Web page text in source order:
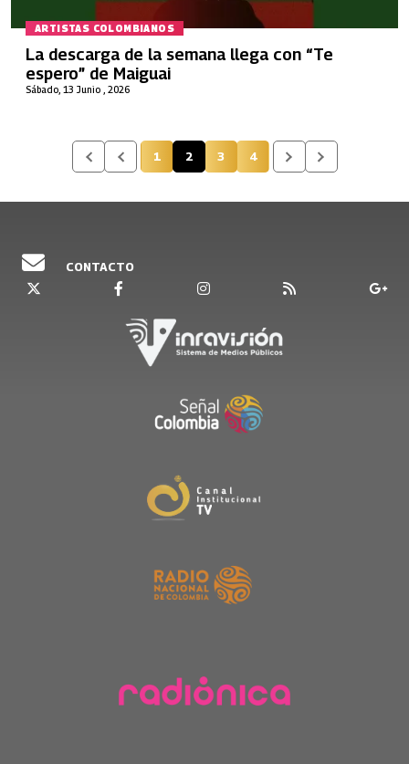
ARTISTAS COLOMBIANOS
Sábado, 13 Junio , 2026
La descarga de la semana llega con “Te
espero” de Maiguai
Página
1 Página actual
2 Página
3 Página
4
CONTACTO